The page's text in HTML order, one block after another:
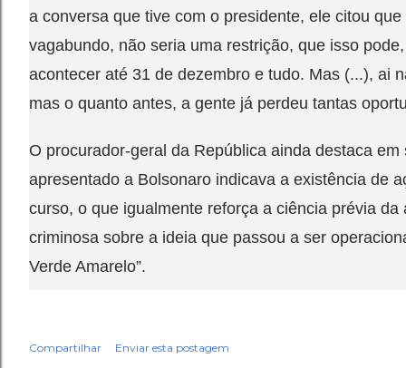
a conversa que tive com o presidente, ele citou
vagabundo, não seria uma restrição, que isso
acontecer até 31 de dezembro e tudo. Mas (...), ai
mas o quanto antes, a gente já perdeu tantas
O procurador-geral da República ainda destaca
apresentado a Bolsonaro indicava a existência de
curso, o que igualmente reforça a ciência prévia
criminosa sobre a ideia que passou a ser
Verde Amarelo”.
Compartilhar Enviar esta postagem